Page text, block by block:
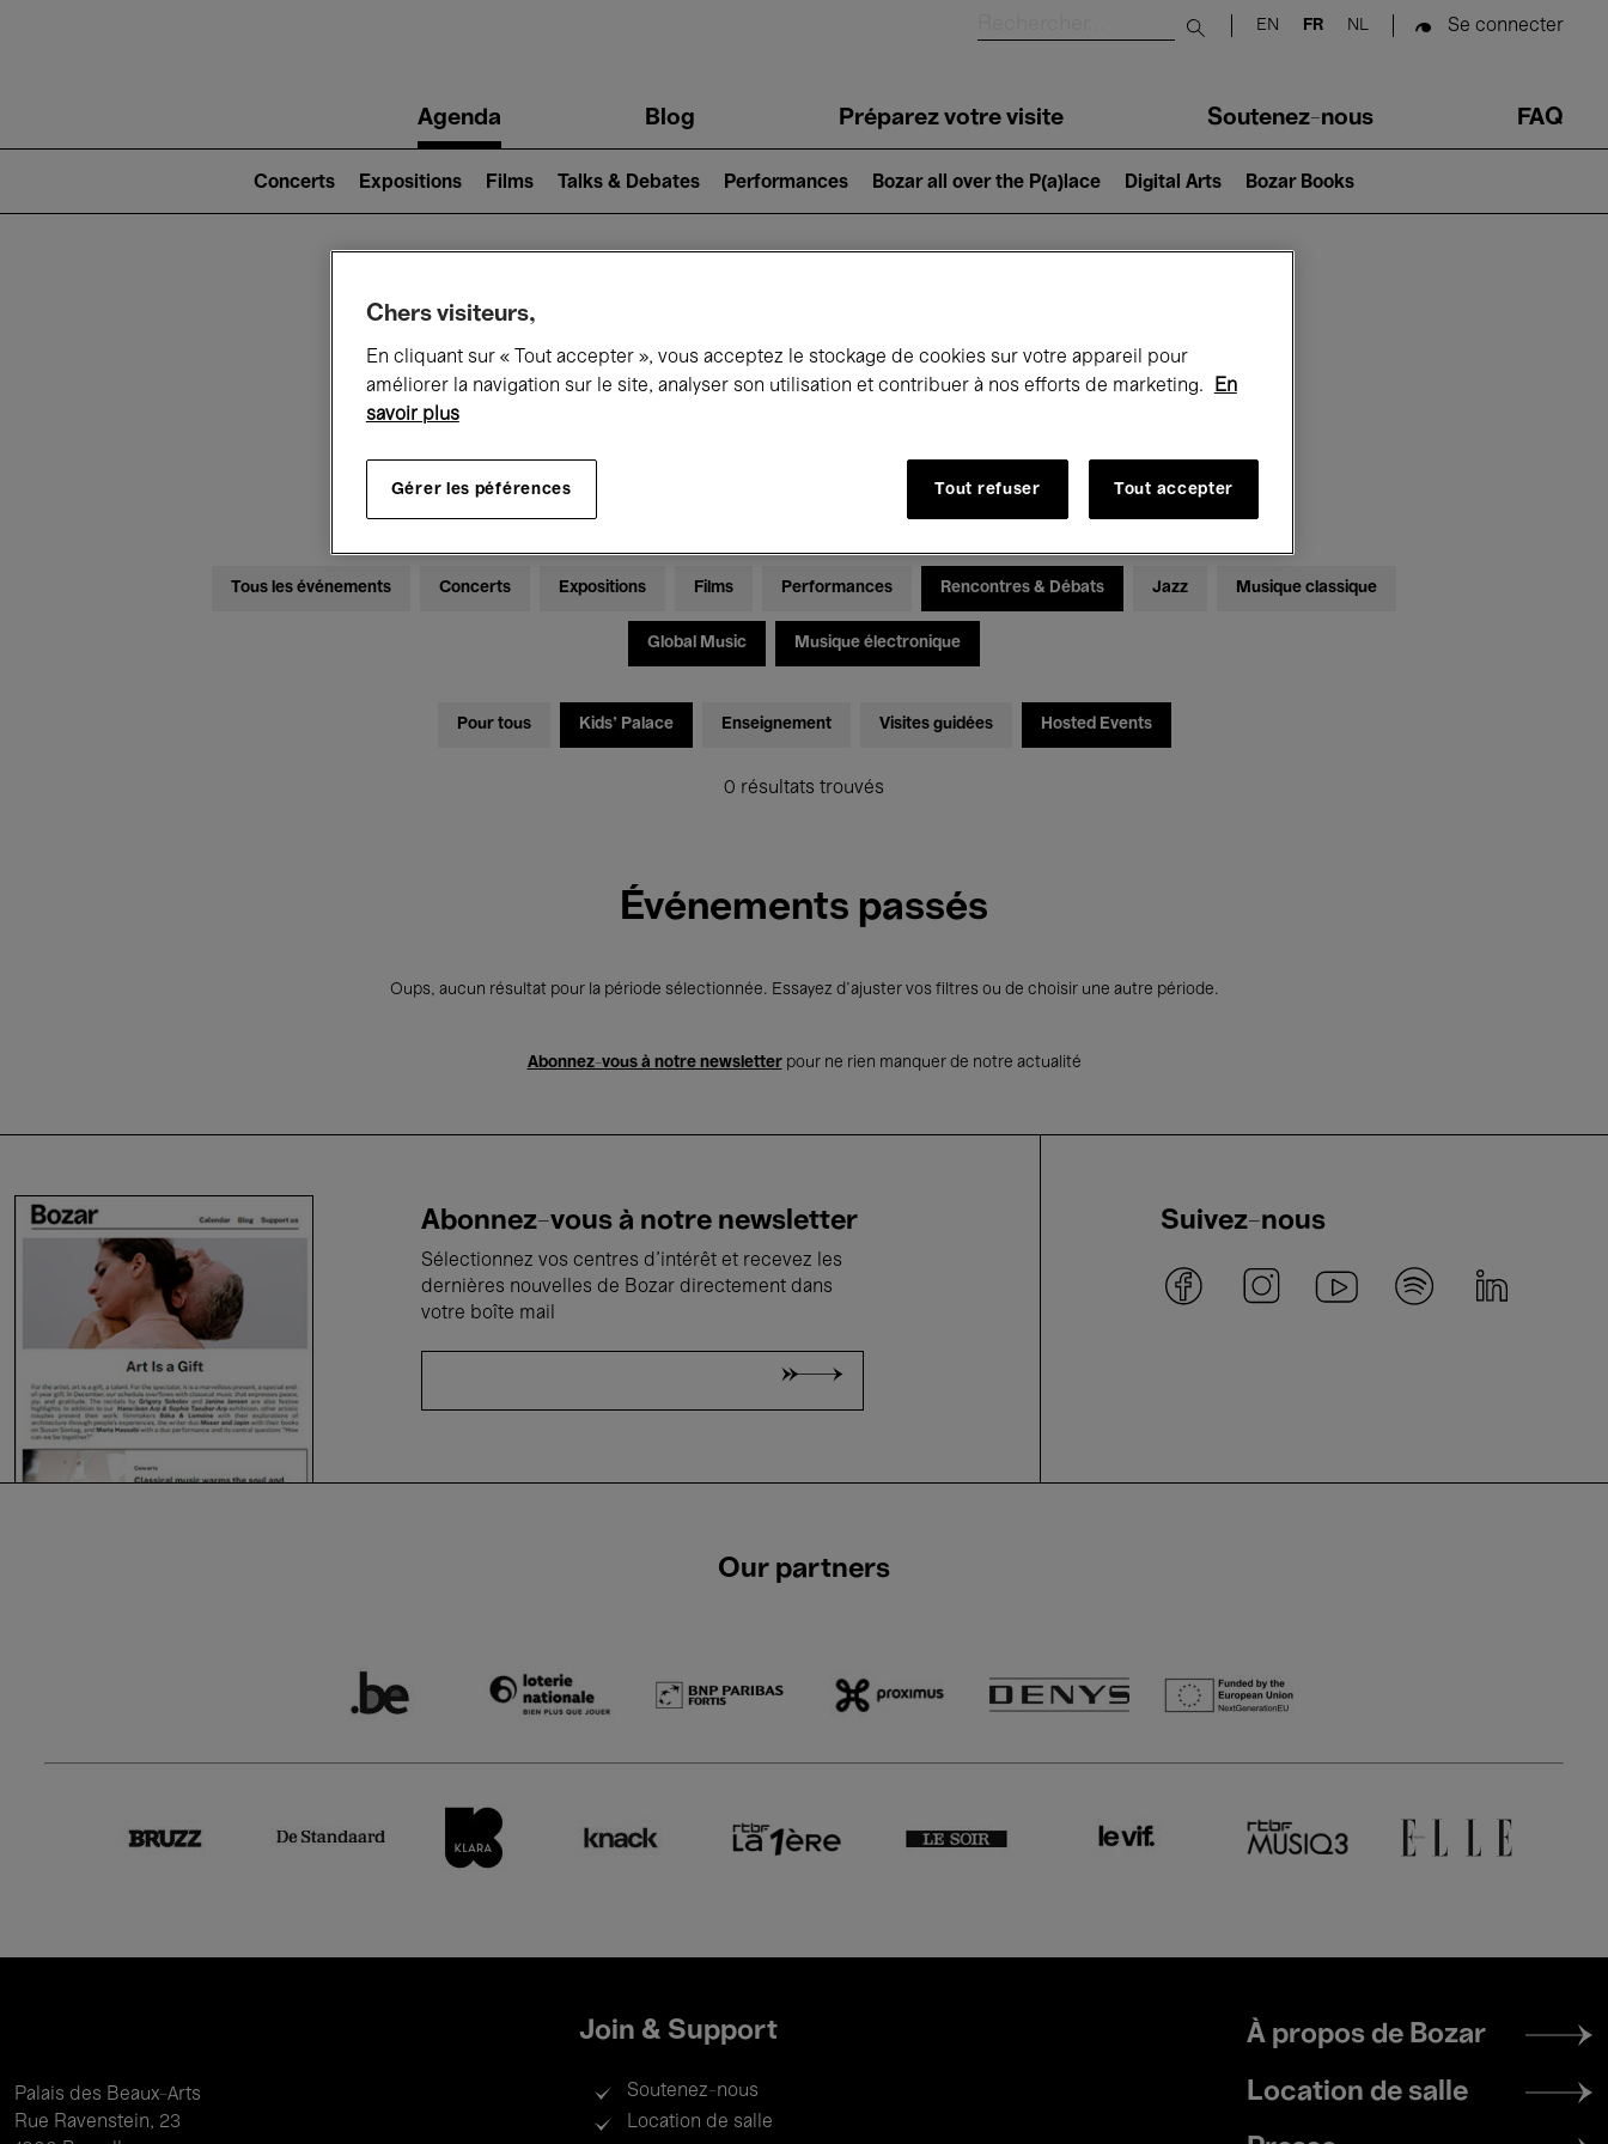
Submit search
EN FR NL Se connecter
navigationAgenda Blog Préparez votre visite Soutenez-nous FAQ
2)
Concerts Expositions Films Talks & Debates Performances Bozar all over the P(a)lace Digital Arts Bozar Books
Ce qui se passe à Bozar
Vendredi 15 - Samedi 23 Mai 2026
Tous les événements Concerts Expositions Films Performances Rencontres & Débats Jazz Musique classique
Global Music Musique électronique
Pour tous Kids’ Palace Enseignement Visites guidées Hosted Events
0 résultats trouvés
Événements passés
Oups, aucun résultat pour la période sélectionnée. Essayez d’ajuster vos filtres ou de choisir une autre période.
Abonnez-vous à notre newsletterpour ne rien manquer de notre actualité
Abonnez-vous à notre newsletter
Sélectionnez vos centres d'intérêt et recevez les
dernières nouvelles de Bozar directement dans
votre boîte mail
Suivez-nous
Our partners
Palais des Beaux-Arts
Rue Ravenstein, 23
Join & Support
Soutenez-nous
Location de salle
Footer
menu
À propos de Bozar
Location de salle
Chers visiteurs,
En cliquant sur « Tout accepter », vous acceptez le stockage de cookies sur votre appareil pour
améliorer la navigation sur le site, analyser son utilisation et contribuer à nos efforts de marketing.
En
savoir plus
Gérer les péférences Tout refuser Tout accepter